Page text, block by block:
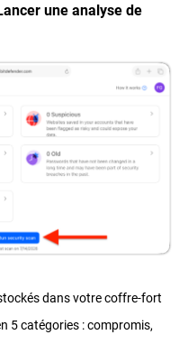
une analyse de
dans votre coffre-fort
5 catégories : compromis,